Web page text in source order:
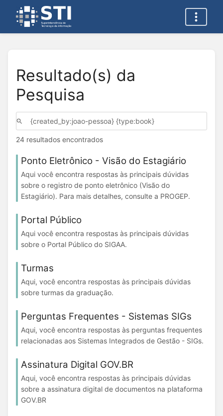
Resultado(s) da
Pesquisa
24 resultados encontrados
Ponto Eletrônico - Visão do Estagiário
Aqui você encontra respostas às principais dúvidas
sobre o registro de ponto eletrônico (Visão do
Estagiário). Para mais detalhes, consulte a PROGEP.
Portal Público
Aqui você encontra respostas às principais dúvidas
sobre o Portal Público do SIGAA.
Turmas
Aqui, você encontra respostas às principais dúvidas
sobre turmas da graduação.
Perguntas Frequentes - Sistemas SIGs
Aqui, você encontra respostas às perguntas frequentes
relacionadas aos Sistemas Integrados de Gestão - SIGs.
Assinatura Digital GOV.BR
Aqui, você encontra respostas às principais dúvidas
sobre a assinatura digital de documentos na plataforma
GOV.BR